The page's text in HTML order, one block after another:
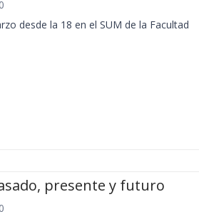
desde la 18 en el SUM de la Facultad
presente y futuro